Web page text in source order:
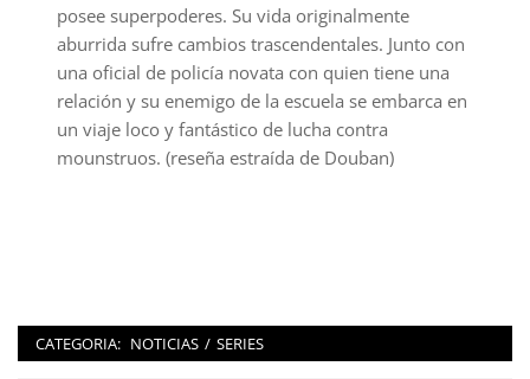
posee superpoderes. Su vida originalmente
aburrida sufre cambios trascendentales. Junto con
una oficial de policía novata con quien tiene una
relación y su enemigo de la escuela se embarca en
un viaje loco y fantástico de lucha contra
mounstruos. (reseña estraída de Douban)
CATEGORIA: NOTICIAS / SERIES